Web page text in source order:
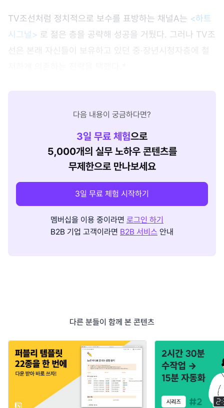
TV조선처럼 정치적으로 보수를 표방하는 채널A는 <하트
시그널> 로 젊은 층을 공략해 성공을 거뒀다. 그러나 TV조
선은 본래 자신들이 보유하고 있던 중·장년시청자층에 철
다음 내용이 궁금하다면?
3일 무료 체험으로
5,000개의 실무 노하우 콘텐츠를
무제한으로 만나보세요
3일 무료 체험 시작하기
멤버십을 이용 중이라면 로그인 하기
B2B 기업 고객이라면 B2B 서비스 안내
다른 분들이 함께 본 콘텐츠